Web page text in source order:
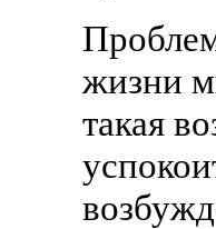
жизни
такая